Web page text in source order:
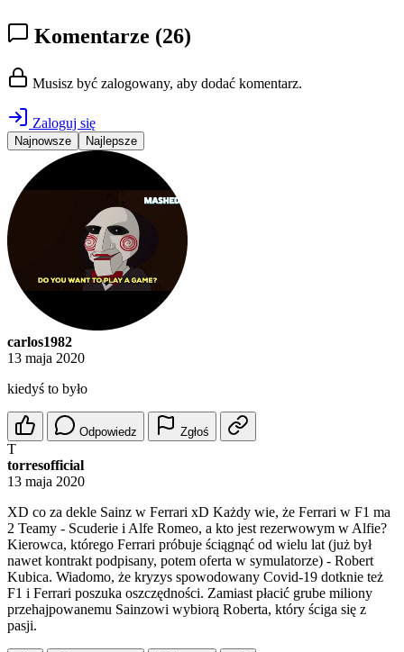
Komentarze (26)
Musisz być zalogowany, aby dodać komentarz.
Zaloguj się
Najnowsze Najlepsze
carlos1982
13 maja 2020
kiedyś to było
Odpowiedz Zgłoś
T
torresofficial
13 maja 2020
XD co za dekle Sainz w Ferrari xD Każdy wie, że Ferrari w F1 ma
2 Teamy - Scuderie i Alfe Romeo, a kto jest rezerwowym w Alfie?
Kierowca, którego Ferrari próbuje ściągnąć od wielu lat (już był
nawet kontrakt podpisany, potem oferta w symulatorze) - Robert
Kubica. Wiadomo, że kryzys spowodowany Covid-19 dotknie też
F1 i Ferrari poszuka oszczędności. Zamiast płacić grube miliony
przehajpowanemu Sainzowi wybiorą Roberta, który ściga się z
pasji.